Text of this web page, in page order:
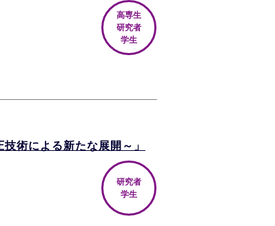
高専生
研究者
学生
術による新たな展開～」
研究者
学生